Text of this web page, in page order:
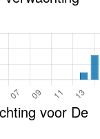
voor De